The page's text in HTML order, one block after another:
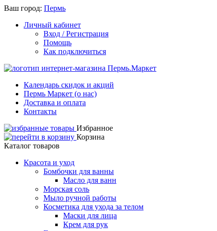
Ваш город: Пермь
Личный кабинет
Вход / Регистрация
Помощь
Как подключиться
Календарь скидок и акций
Пермь Маркет (о нас)
Доставка и оплата
Контакты
Избранное
Корзина
Каталог товаров
Красота и уход
Бомбочки для ванны
Масло для ванн
Морская соль
Мыло ручной работы
Косметика для ухода за телом
Маски для лица
Крем для рук